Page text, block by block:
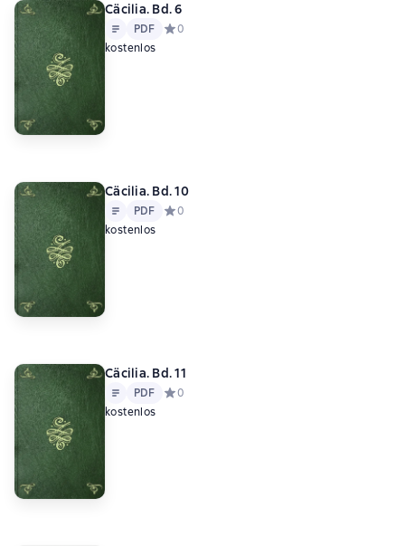
Cäcilia. Bd. 6
Text PDF
PDF Средний рейтинг 0 на основе 0 оценок
0
kostenlos
Cäcilia. Bd. 10
Text PDF
PDF Средний рейтинг 0 на основе 0 оценок
0
kostenlos
Cäcilia. Bd. 11
Text PDF
PDF Средний рейтинг 0 на основе 0 оценок
0
kostenlos